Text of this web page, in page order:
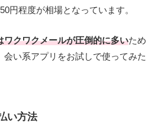
円程度が相場となっています。
ワクワクメールが圧倒的に多いため
会い系アプリをお試しで使ってみた
い方法